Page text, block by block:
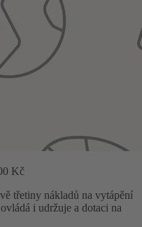
Kč
třetiny nákladů na vytápění
i udržuje a dotaci na